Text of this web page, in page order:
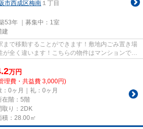
市西成区梅南 １丁目
53年 ｜募集中： 1室
建
まで移動することができます！敷地内ごみ置き場
が全く違います！こちらの物件はマンションで
万円
理費・共益費 3,000円)
：0ヶ月｜礼：0ヶ月
在階：5階
取り：2DK
積：28.00㎡